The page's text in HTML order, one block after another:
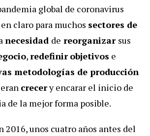
global de coronavirus
claro para muchos sectores de
necesidad de reorganizar sus
,redefinir objetivos e
metodologías de producción
crecery encarar el inicio de
de la mejor forma posible.
2016, unos cuatro años antes del